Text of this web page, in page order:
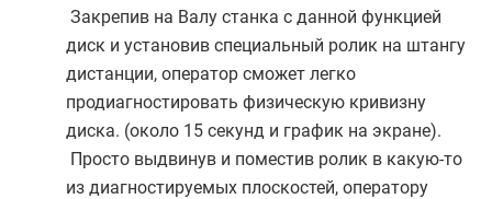
Закрепив на Валу станка с данной функцией
диск и установив специальный ролик на штангу
дистанции, оператор сможет легко
продиагностировать физическую кривизну
диска. (около 15 секунд и график на экране).
Просто выдвинув и поместив ролик в какую-то
из диагностируемых плоскостей, оператору